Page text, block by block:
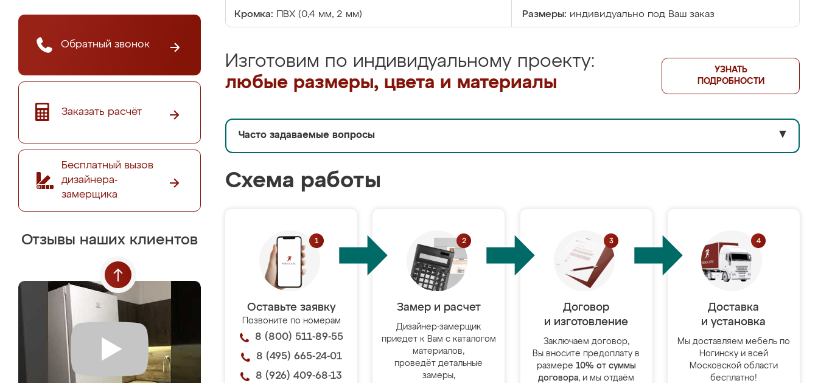
Обратный звонок
Заказать расчёт
Бесплатный вызов
дизайнера-
замерщика
Отзывы наших клиентов
Кромка: ПВХ (0,4 мм, 2 мм) Размеры: индивидуально под Ваш заказ
Изготовим по индивидуальному проекту:
любые размеры, цвета и материалы
УЗНАТЬ
ПОДРОБНОСТИ
Часто задаваемые вопросы ▼
Схема работы
Оставьте заявку
Позвоните по номерам
8 (800) 511-89-55
8 (495) 665-24-01
8 (926) 409-68-13
Замер и расчет
Дизайнер-замерщик
приедет к Вам с каталогом
материалов,
проведёт детальные
замеры,
Договор
и изготовление
Заключаем договор,
Вы вносите предоплату в
размере 10% от суммы
договора, и мы отдаём
Доставка
и установка
Мы доставляем мебель по
Ногинску и всей
Московской области
бесплатно!